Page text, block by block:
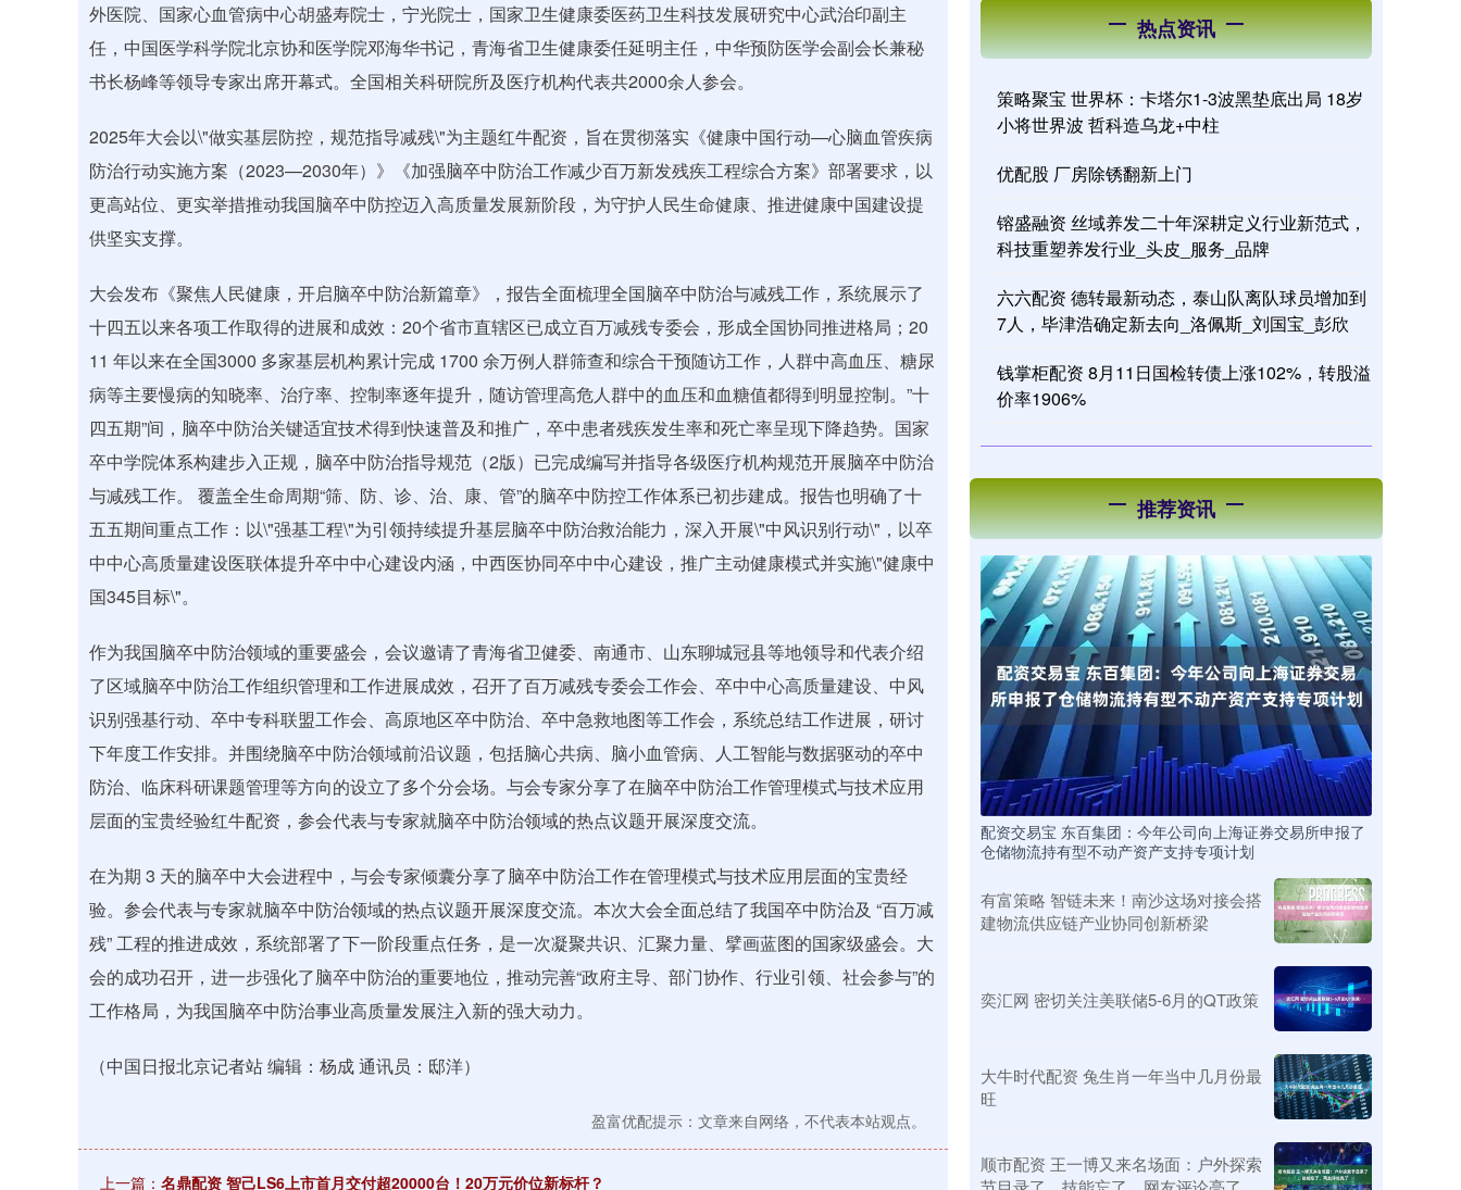
外医院、国家心血管病中心胡盛寿院士，宁光院士，国家卫生健康委医药卫生科技发展研究中心武治印副主
任，中国医学科学院北京协和医学院邓海华书记，青海省卫生健康委任延明主任，中华预防医学会副会长兼秘
书长杨峰等领导专家出席开幕式。全国相关科研院所及医疗机构代表共2000余人参会。
2025年大会以\"做实基层防控，规范指导减残\"为主题红牛配资，旨在贯彻落实《健康中国行动—心脑血管疾病
防治行动实施方案（2023—2030年）》《加强脑卒中防治工作减少百万新发残疾工程综合方案》部署要求，以
更高站位、更实举措推动我国脑卒中防控迈入高质量发展新阶段，为守护人民生命健康、推进健康中国建设提
供坚实支撑。
大会发布《聚焦人民健康，开启脑卒中防治新篇章》，报告全面梳理全国脑卒中防治与减残工作，系统展示了
十四五以来各项工作取得的进展和成效：20个省市直辖区已成立百万减残专委会，形成全国协同推进格局；20
11 年以来在全国3000 多家基层机构累计完成 1700 余万例人群筛查和综合干预随访工作，人群中高血压、糖尿
病等主要慢病的知晓率、治疗率、控制率逐年提升，随访管理高危人群中的血压和血糖值都得到明显控制。”十
四五期”间，脑卒中防治关键适宜技术得到快速普及和推广，卒中患者残疾发生率和死亡率呈现下降趋势。国家
卒中学院体系构建步入正规，脑卒中防治指导规范（2版）已完成编写并指导各级医疗机构规范开展脑卒中防治
与减残工作。 覆盖全生命周期“筛、防、诊、治、康、管”的脑卒中防控工作体系已初步建成。报告也明确了十
五五期间重点工作：以\"强基工程\"为引领持续提升基层脑卒中防治救治能力，深入开展\"中风识别行动\"，以卒
中中心高质量建设医联体提升卒中中心建设内涵，中西医协同卒中中心建设，推广主动健康模式并实施\"健康中
国345目标\"。
作为我国脑卒中防治领域的重要盛会，会议邀请了青海省卫健委、南通市、山东聊城冠县等地领导和代表介绍
了区域脑卒中防治工作组织管理和工作进展成效，召开了百万减残专委会工作会、卒中中心高质量建设、中风
识别强基行动、卒中专科联盟工作会、高原地区卒中防治、卒中急救地图等工作会，系统总结工作进展，研讨
下年度工作安排。并围绕脑卒中防治领域前沿议题，包括脑心共病、脑小血管病、人工智能与数据驱动的卒中
防治、临床科研课题管理等方向的设立了多个分会场。与会专家分享了在脑卒中防治工作管理模式与技术应用
层面的宝贵经验红牛配资，参会代表与专家就脑卒中防治领域的热点议题开展深度交流。
在为期 3 天的脑卒中大会进程中，与会专家倾囊分享了脑卒中防治工作在管理模式与技术应用层面的宝贵经
验。参会代表与专家就脑卒中防治领域的热点议题开展深度交流。本次大会全面总结了我国卒中防治及 “百万减
残” 工程的推进成效，系统部署了下一阶段重点任务，是一次凝聚共识、汇聚力量、擘画蓝图的国家级盛会。大
会的成功召开，进一步强化了脑卒中防治的重要地位，推动完善“政府主导、部门协作、行业引领、社会参与”的
工作格局，为我国脑卒中防治事业高质量发展注入新的强大动力。
（中国日报北京记者站 编辑：杨成 通讯员：邸洋）
盈富优配提示：文章来自网络，不代表本站观点。
上一篇： 名鼎配资 智己LS6上市首月交付超20000台！20万元价位新标杆？
热点资讯
策略聚宝 世界杯：卡塔尔1-3波黑垫底出局 18岁
小将世界波 哲科造乌龙+中柱
优配股 厂房除锈翻新上门
镕盛融资 丝域养发二十年深耕定义行业新范式，
科技重塑养发行业_头皮_服务_品牌
六六配资 德转最新动态，泰山队离队球员增加到
7人，毕津浩确定新去向_洛佩斯_刘国宝_彭欣
钱掌柜配资 8月11日国检转债上涨102%，转股溢
价率1906%
推荐资讯
配资交易宝 东百集团：今年公司向上海证券交易所申报了
仓储物流持有型不动产资产支持专项计划
有富策略 智链未来！南沙这场对接会搭
建物流供应链产业协同创新桥梁
奕汇网 密切关注美联储5-6月的QT政策
大牛时代配资 兔生肖一年当中几月份最
旺
顺市配资 王一博又来名场面：户外探索